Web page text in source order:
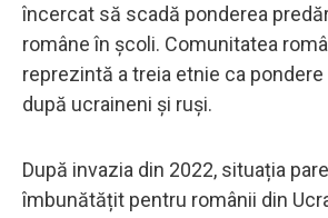
încercat să scadă ponderea
române în școli. Comunitatea
reprezintă a treia etnie ca pondere
după ucraineni și ruși.
După invazia din 2022, situația
îmbunătățit pentru românii din